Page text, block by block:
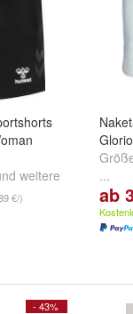
weitere
€/)
...
ab
- 43%